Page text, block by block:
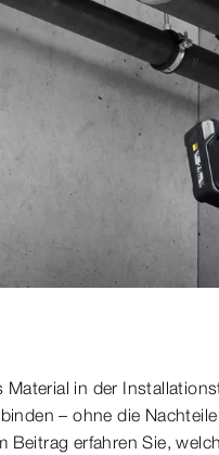
in der
– ohne die
erfahren Sie,